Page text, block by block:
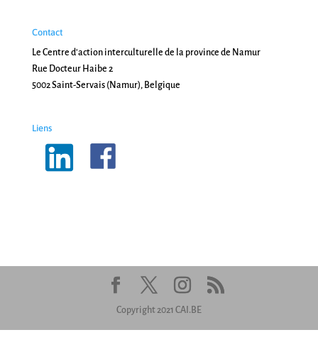
Contact
Le Centre d'action interculturelle de la province de Namur
Rue Docteur Haibe 2
5002 Saint-Servais (Namur), Belgique
Liens
Copyright 2021 CAI.BE